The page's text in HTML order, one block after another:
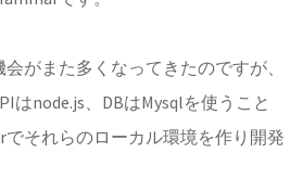
がまた多くなってきたのですが、
はnode.js、DBはMysqlを使うこと
でそれらのローカル環境を作り開発